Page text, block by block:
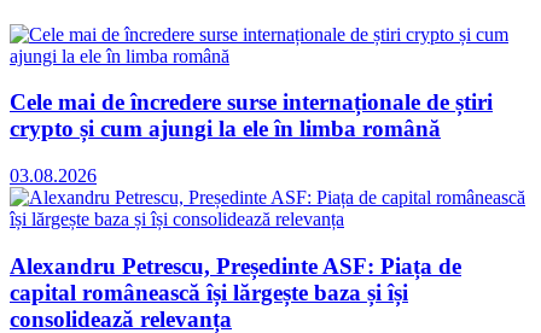
Cele mai de încredere surse internaționale de știri
crypto și cum ajungi la ele în limba română
03.08.2026
Alexandru Petrescu, Președinte ASF: Piața de
capital românească își lărgește baza și își
consolidează relevanța